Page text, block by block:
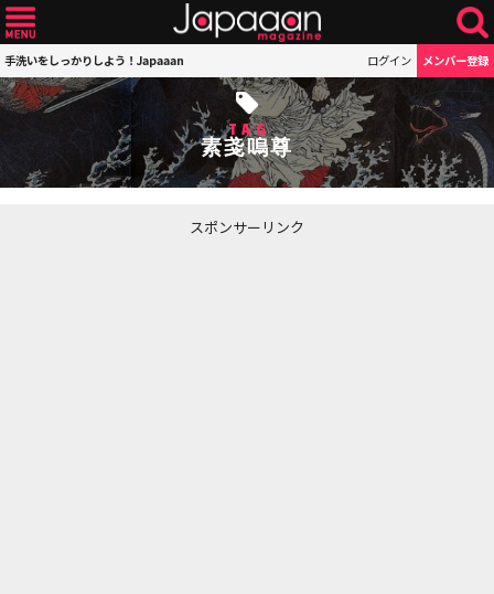
手洗いをしっかりしよう！Japaaan ログイン メンバー登録
TAG
素戔嗚尊
スポンサーリンク